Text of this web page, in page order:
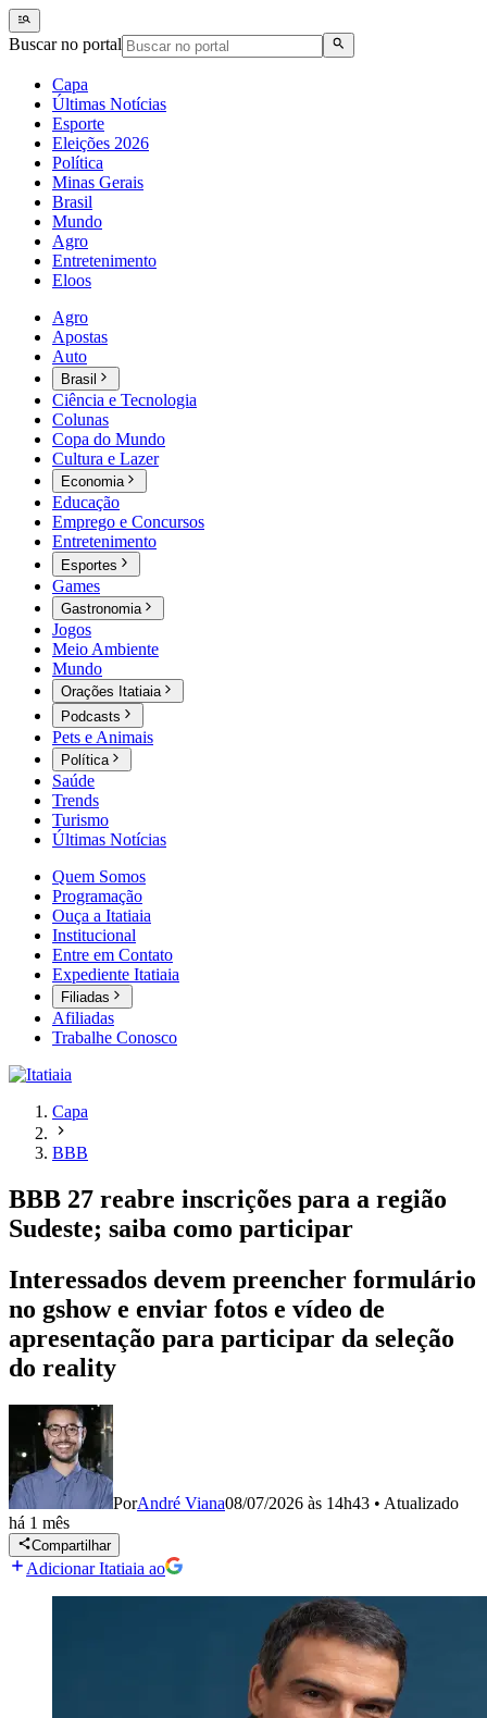
Buscar no portal
Capa
Últimas Notícias
Esporte
Eleições 2026
Política
Minas Gerais
Brasil
Mundo
Agro
Entretenimento
Eloos
Agro
Apostas
Auto
Brasil
Ciência e Tecnologia
Colunas
Copa do Mundo
Cultura e Lazer
Economia
Educação
Emprego e Concursos
Entretenimento
Esportes
Games
Gastronomia
Jogos
Meio Ambiente
Mundo
Orações Itatiaia
Podcasts
Pets e Animais
Política
Saúde
Trends
Turismo
Últimas Notícias
Quem Somos
Programação
Ouça a Itatiaia
Institucional
Entre em Contato
Expediente Itatiaia
Filiadas
Afiliadas
Trabalhe Conosco
Capa
BBB
BBB 27 reabre inscrições para a região
Sudeste; saiba como participar
Interessados devem preencher formulário
no gshow e enviar fotos e vídeo de
apresentação para participar da seleção
do reality
PorAndré Viana08/07/2026 às 14h43 • Atualizado
há 1 mês
Compartilhar
Adicionar Itatiaia ao